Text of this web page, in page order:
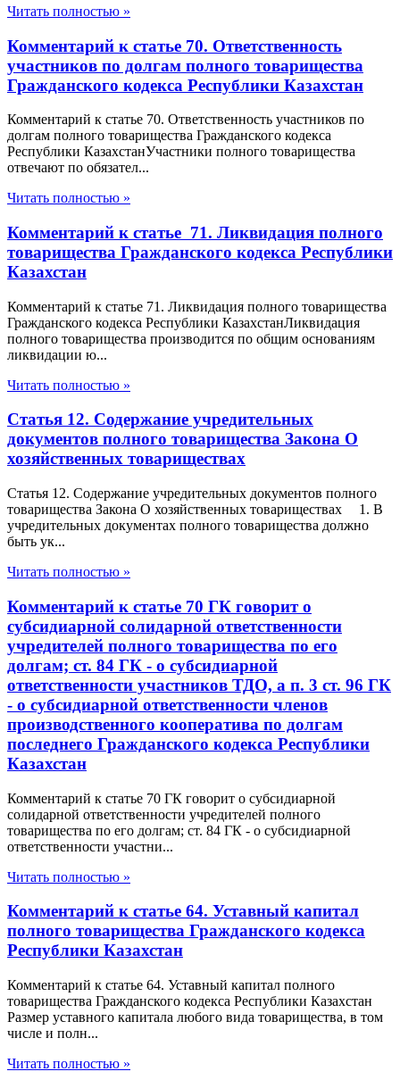
Читать полностью »
Комментарий к статье 70. Ответственность
участников по долгам полного товарищества
Гражданского кодекса Республики Казахстан
Комментарий к статье 70. Ответственность участников по
долгам полного товарищества Гражданского кодекса
Республики КазахстанУчастники полного товарищества
отвечают по обязател...
Читать полностью »
Комментарий к статье 71. Ликвидация полного
товарищества Гражданского кодекса Республики
Казахстан
Комментарий к статье 71. Ликвидация полного товарищества
Гражданского кодекса Республики КазахстанЛиквидация
полного товарищества производится по общим основаниям
ликвидации ю...
Читать полностью »
Статья 12. Содержание учредительных
документов полного товарищества Закона О
хозяйственных товариществах
Статья 12. Содержание учредительных документов полного
товарищества Закона О хозяйственных товариществах 1. В
учредительных документах полного товарищества должно
быть ук...
Читать полностью »
Комментарий к статье 70 ГК говорит о
субсидиарной солидарной ответственности
учредителей полного товарищества по его
долгам; ст. 84 ГК - о субсидиарной
ответственности участников ТДО, а п. 3 ст. 96 ГК
- о субсидиарной ответственности членов
производственного кооператива по долгам
последнего Гражданского кодекса Республики
Казахстан
Комментарий к статье 70 ГК говорит о субсидиарной
солидарной ответственности учредителей полного
товарищества по его долгам; ст. 84 ГК - о субсидиарной
ответственности участни...
Читать полностью »
Комментарий к статье 64. Уставный капитал
полного товарищества Гражданского кодекса
Республики Казахстан
Комментарий к статье 64. Уставный капитал полного
товарищества Гражданского кодекса Республики Казахстан
Размер уставного капитала любого вида товарищества, в том
числе и полн...
Читать полностью »